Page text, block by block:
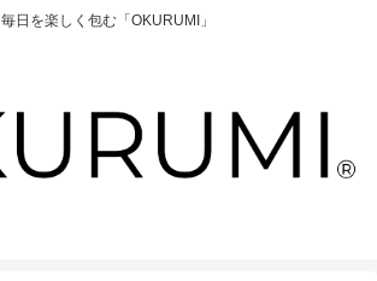
毎日を楽しく包む「OKURUMI」